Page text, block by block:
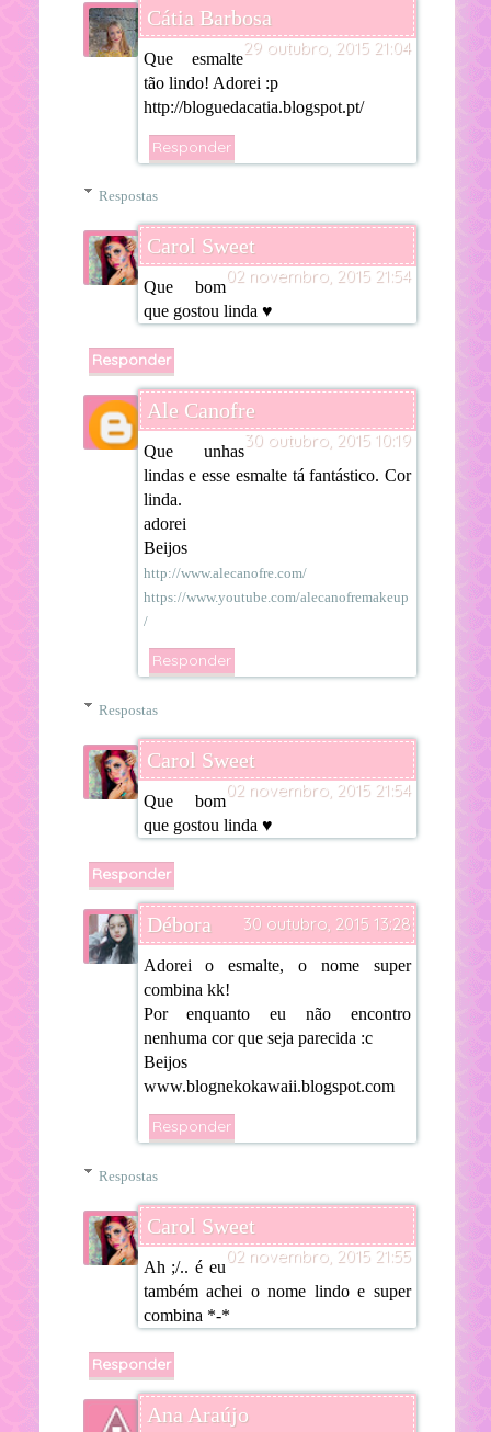
Cátia Barbosa
29 outubro, 2015 21:04
Que esmalte
tão lindo! Adorei :p
http://bloguedacatia.blogspot.pt/
Responder
Respostas
Carol Sweet
02 novembro, 2015 21:54
Que bom
que gostou linda ♥
Responder
Ale Canofre
30 outubro, 2015 10:19
Que unhas
lindas e esse esmalte tá fantástico. Cor
linda.
adorei
Beijos
http://www.alecanofre.com/
https://www.youtube.com/alecanofremakeup
/
Responder
Respostas
Carol Sweet
02 novembro, 2015 21:54
Que bom
que gostou linda ♥
Responder
Débora 30 outubro, 2015 13:28
Adorei o esmalte, o nome super
combina kk!
Por enquanto eu não encontro
nenhuma cor que seja parecida :c
Beijos
www.blognekokawaii.blogspot.com
Responder
Respostas
Carol Sweet
02 novembro, 2015 21:55
Ah ;/.. é eu
também achei o nome lindo e super
combina *-*
Responder
Ana Araújo